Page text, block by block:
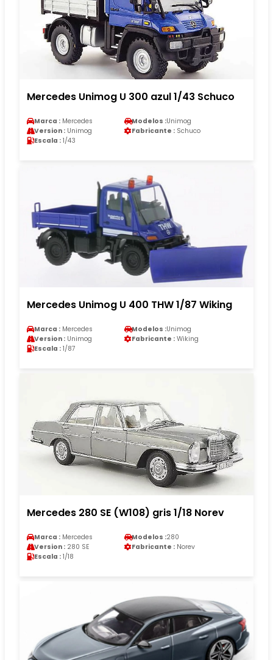
Mercedes Unimog U 300 azul 1/43 Schuco
Marca : Mercedes Modelos :Unimog
Version : Unimog Fabricante : Schuco
Escala : 1/43
Mercedes Unimog U 400 THW 1/87 Wiking
Marca : Mercedes Modelos :Unimog
Version : Unimog Fabricante : Wiking
Escala : 1/87
Mercedes 280 SE (W108) gris 1/18 Norev
Marca : Mercedes Modelos :280
Version : 280 SE Fabricante : Norev
Escala : 1/18